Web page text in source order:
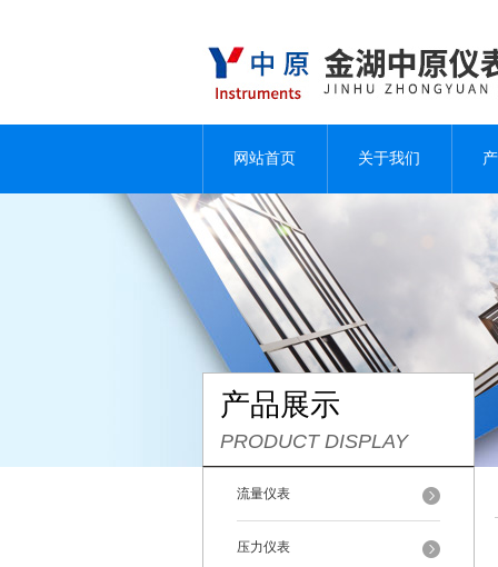
网站首页 关于我们
产品展示
PRODUCT DISPLAY
流量仪表
压力仪表